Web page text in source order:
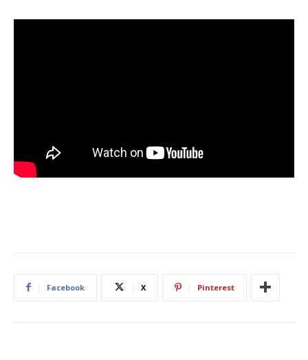
Facebook X Pinterest